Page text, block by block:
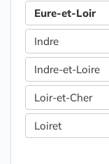
Eure-et-Loir
Indre
Indre-et-Loire
Loir-et-Cher
Loiret